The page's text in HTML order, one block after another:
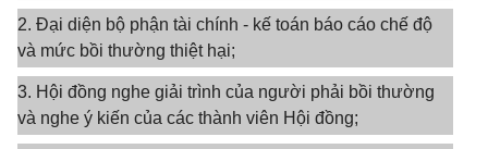
2. Đại diện bộ phận tài chính - kế toán báo cáo chế độ
và mức bồi thường thiệt hại;
3. Hội đồng nghe giải trình của người phải bồi thường
và nghe ý kiến của các thành viên Hội đồng;